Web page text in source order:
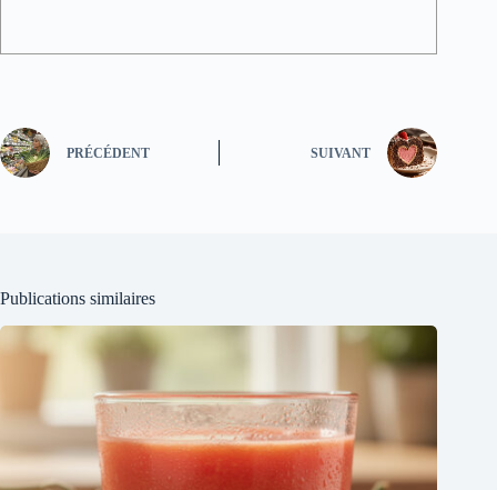
PRÉCÉDENT SUIVANT
Publications similaires